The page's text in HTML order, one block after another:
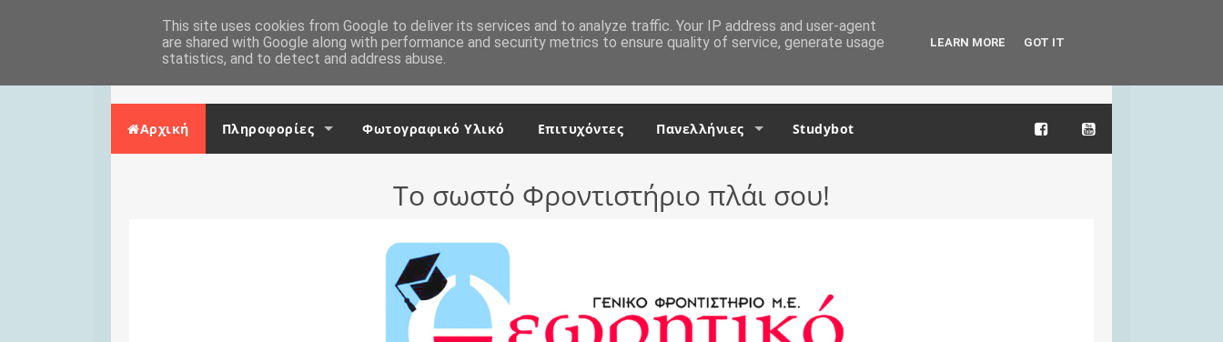
Αρχική Επικοινωνία
Αρχική Πληροφορίες Φωτογραφικό Υλικό Επιτυχόντες Πανελλήνιες Studybot
Το σωστό Φροντιστήριο πλάι σου!
This site uses cookies from Google to deliver its services and to analyze traffic. Your IP address and user-agent
are shared with Google along with performance and security metrics to ensure quality of service, generate usage
statistics, and to detect and address abuse.
LEARN MORE GOT IT